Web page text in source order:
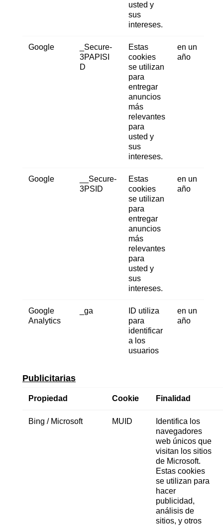
usted y
sus
intereses.
Google
_Secure-
3PAPISI
D
Estas
cookies
se utilizan
para
entregar
anuncios
más
relevantes
para
usted y
sus
intereses.
en un
año
Google
__Secure-
3PSID
Estas
cookies
se utilizan
para
entregar
anuncios
más
relevantes
para
usted y
sus
intereses.
en un
año
Google
Analytics
_ga
ID utiliza
para
identificar
a los
usuarios
en un
año
Publicitarias
Propiedad Cookie Finalidad
Bing / Microsoft MUID
Identifica los
navegadores
web únicos que
visitan los sitios
de Microsoft.
Estas cookies
se utilizan para
hacer
publicidad,
análisis de
sitios, y otros